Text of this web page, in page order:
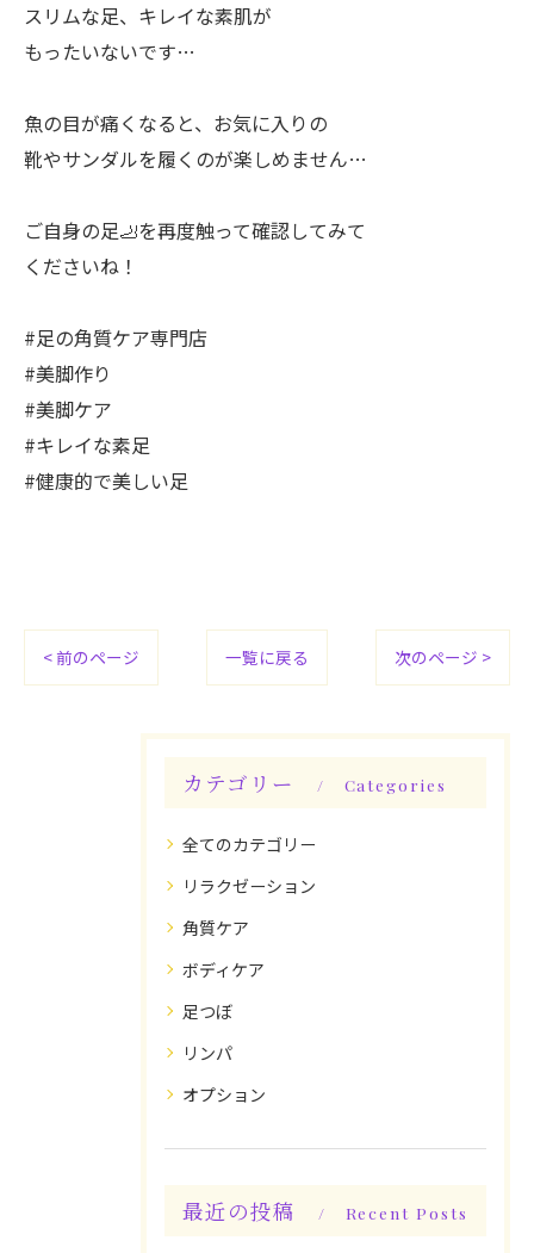
スリムな足、キレイな素肌が
もったいないです…
魚の目が痛くなると、お気に入りの
靴やサンダルを履くのが楽しめません…
ご自身の足🦶を再度触って確認してみて
くださいね！
#足の角質ケア専門店
#美脚作り
#美脚ケア
#キレイな素足
#健康的で美しい足
< 前のページ 一覧に戻る 次のページ >
カテゴリー Categories
全てのカテゴリー
リラクゼーション
角質ケア
ボディケア
足つぼ
リンパ
オプション
最近の投稿 Recent Posts